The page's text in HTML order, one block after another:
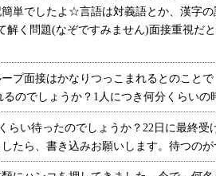
単でしたよ☆言語は対義語とか、漢字
解く問題(なぞですみません)面接重視だ
プ面接はかなりつっこまれるとのこと
のでしょうか？1人につき何分くらい
い待ったのでしょうか？22日に最終受
たら、書き込みお願いします。待つの